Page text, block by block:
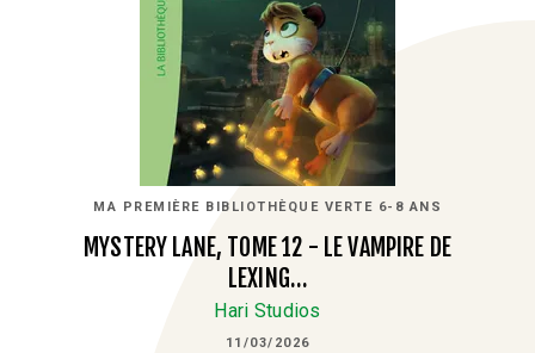
MA PREMIÈRE BIBLIOTHÈQUE VERTE 6-8 ANS
MYSTERY LANE, TOME 12 - LE VAMPIRE DE
LEXING…
Hari Studios
11/03/2026